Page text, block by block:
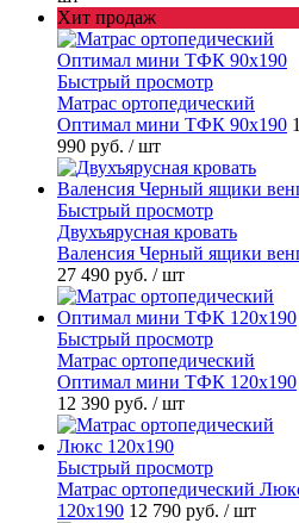
Хит продаж
Быстрый просмотр
Матрас ортопедический
Оптимал мини ТФК 90х190
990 руб. / шт
Быстрый просмотр
Двухъярусная кровать
Валенсия Черный ящики
27 490 руб. / шт
Быстрый просмотр
Матрас ортопедический
Оптимал мини ТФК 120х190
12 390 руб. / шт
Быстрый просмотр
Матрас ортопедический
120х190 12 790 руб. / шт